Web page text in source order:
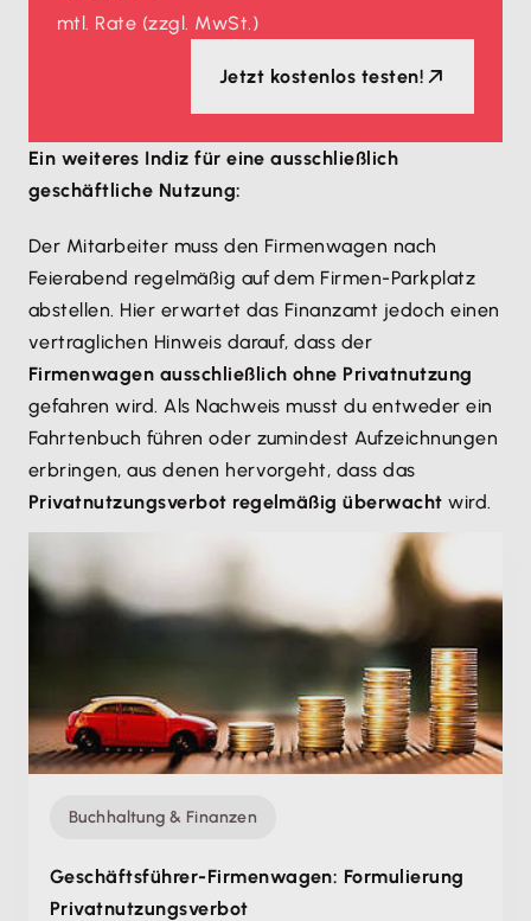
mtl. Rate (zzgl. MwSt.)
Jetzt kostenlos testen!
Ein weiteres Indiz für eine ausschließlich
geschäftliche Nutzung:
Der Mitarbeiter muss den Firmenwagen nach
Feierabend regelmäßig auf dem Firmen-Parkplatz
abstellen. Hier erwartet das Finanzamt jedoch einen
vertraglichen Hinweis darauf, dass der
Firmenwagen ausschließlich ohne Privatnutzung
gefahren wird. Als Nachweis musst du entweder ein
Fahrtenbuch führen oder zumindest Aufzeichnungen
erbringen, aus denen hervorgeht, dass das
Privatnutzungsverbot regelmäßig überwachtwird.
Buchhaltung & Finanzen
Geschäftsführer-Firmenwagen: Formulierung
Privatnutzungsverbot